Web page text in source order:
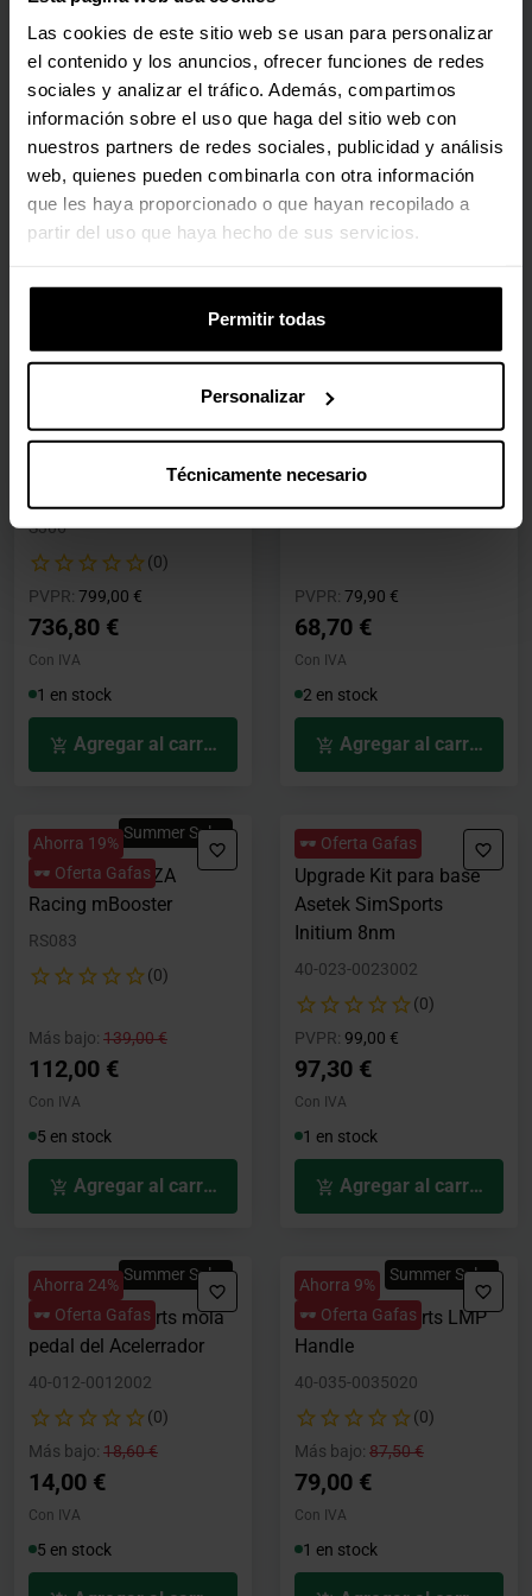
Las cookies de este sitio web se usan para personalizar
el contenido y los anuncios, ofrecer funciones de redes
sociales y analizar el tráfico. Además, compartimos
información sobre el uso que haga del sitio web con
nuestros partners de redes sociales, publicidad y análisis
web, quienes pueden combinarla con otra información
que les haya proporcionado o que hayan recopilado a
partir del uso que haya hecho de sus servicios.
Permitir todas
Personalizar
Técnicamente necesario
c/ Quick Release QR50
GTNEO
(2)
Más bajo:Precio rebajado desde
294,10 €hasta
289,90 €
Con IVA
En stock
S218
(0)
PVPR: Precio rebajado desde
359,00 €hasta
333,40 €
Simagic P1000i-RS - 3
Pedales - Invertidos -
S306
(0)
PVPR: Precio rebajado desde
799,00 €
736,80 €
Con IVA
1 en stock
Agregar al carrito
Soporte Thrustmaster T-
Pedals
4060162
(0)
PVPR: Precio rebajado desde
79,90 €
68,70 €
Con IVA
2 en stock
Agregar al carrito
Ahorra 19%
🕶️ Oferta Gafas
Summer Sales
Base Plate MOZA
Racing mBooster
RS083
(0)
Más bajo: Precio rebajado desde
139,00 €hasta
112,00 €
Con IVA
5 en stock
Agregar al carrito
🕶️ Oferta Gafas
Upgrade Kit para base
Asetek SimSports
Initium 8nm
40-023-0023002
(0)
PVPR: Precio rebajado desde
99,00 €
97,30 €
Con IVA
1 en stock
Agregar al carrito
Ahorra 24%
🕶️ Oferta Gafas
Summer Sales
Asetek SimSports mola
pedal del Acelerrador
40-012-0012002
(0)
Más bajo: Precio rebajado desde
18,60 €hasta
14,00 €
Con IVA
5 en stock
Ahorra 9%
🕶️ Oferta Gafas
Summer Sales
Asetek SimSports LMP
Handle
40-035-0035020
(0)
Más bajo: Precio rebajado desde
87,50 €hasta
79,00 €
Con IVA
1 en stock